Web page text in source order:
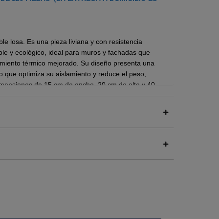
losa. Es una pieza liviana y con resistencia
y ecológico, ideal para muros y fachadas que
térmico mejorado. Su diseño presenta una
optimiza su aislamiento y reduce el peso,
de 15 cm de ancho, 20 cm de alto y 40
estructural y una superficie lisa que minimiza la